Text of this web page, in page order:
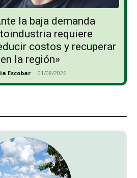
la baja demanda
requiere
costos y recuperar
la región»
Escobar - 01/08/2026